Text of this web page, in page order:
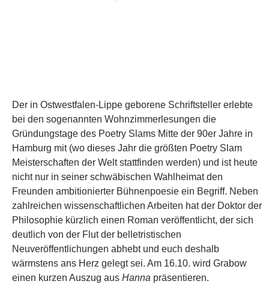
Der in Ostwestfalen-Lippe geborene Schriftsteller erlebte
bei den sogenannten Wohnzimmerlesungen die
Gründungstage des Poetry Slams Mitte der 90er Jahre in
Hamburg mit (wo dieses Jahr die größten Poetry Slam
Meisterschaften der Welt stattfinden werden) und ist heute
nicht nur in seiner schwäbischen Wahlheimat den
Freunden ambitionierter Bühnenpoesie ein Begriff. Neben
zahlreichen wissenschaftlichen Arbeiten hat der Doktor der
Philosophie kürzlich einen Roman veröffentlicht, der sich
deutlich von der Flut der belletristischen
Neuveröffentlichungen abhebt und euch deshalb
wärmstens ans Herz gelegt sei. Am 16.10. wird Grabow
einen kurzen Auszug aus Hanna präsentieren.